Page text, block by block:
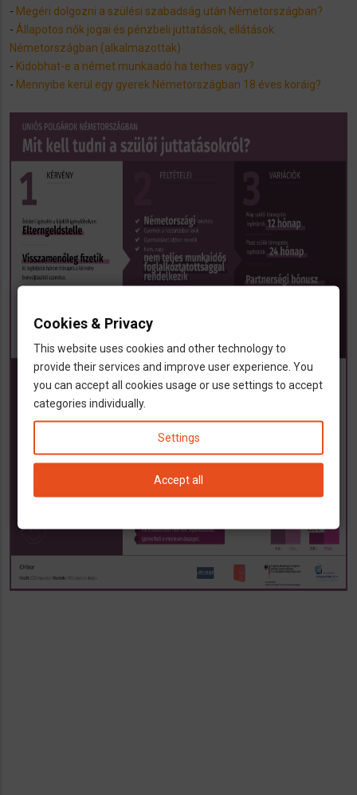
- Megéri dolgozni a szülési szabadság után Németországban?
- Állapotos nők jogai és pénzbeli juttatások, ellátások
Németországban (alkalmazottak)
- Kidobhat-e a német munkaadó ha terhes vagy?
- Mennyibe kerül egy gyerek Németországban 18 éves koráig?
Cookies & Privacy
This website uses cookies and other technology to
provide their services and improve user experience. You
you can accept all cookies usage or use settings to accept
categories individually.
Settings
Accept all